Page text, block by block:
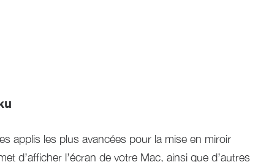
applis les plus avancées pour la mise en miroir
d’afficher l’écran de votre Mac, ainsi que d’autres